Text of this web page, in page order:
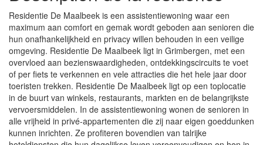
Residentie De Maalbeek is een assistentiewoning waar een
maximum aan comfort en gemak wordt geboden aan senioren die
hun onafhankelijkheid en privacy willen behouden in een veilige
omgeving. Residentie De Maalbeek ligt in Grimbergen, met een
overvloed aan bezienswaardigheden, ontdekkingscircuits te voet
of per fiets te verkennen en vele attracties die het hele jaar door
toeristen trekken. Residentie De Maalbeek ligt op een toplocatie
in de buurt van winkels, restaurants, markten en de belangrijkste
vervoersmiddelen. In de assistentiewoning wonen de senioren in
alle vrijheid in privé-appartementen die zij naar eigen goeddunken
kunnen inrichten. Ze profiteren bovendien van talrijke